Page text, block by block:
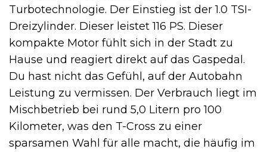
Turbotechnologie. Der Einstieg ist der 1.0 TSI-
Dreizylinder. Dieser leistet 116 PS. Dieser
kompakte Motor fühlt sich in der Stadt zu
Hause und reagiert direkt auf das Gaspedal.
Du hast nicht das Gefühl, auf der Autobahn
Leistung zu vermissen. Der Verbrauch liegt im
Mischbetrieb bei rund 5,0 Litern pro 100
Kilometer, was den T-Cross zu einer
sparsamen Wahl für alle macht, die häufig im